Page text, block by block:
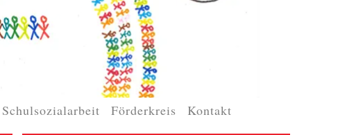
Schulsozialarbeit Förderkreis Kontakt